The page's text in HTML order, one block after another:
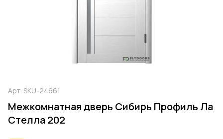
Арт. SKU-24661
Межкомнатная дверь Сибирь Профиль Ла
Стелла 202